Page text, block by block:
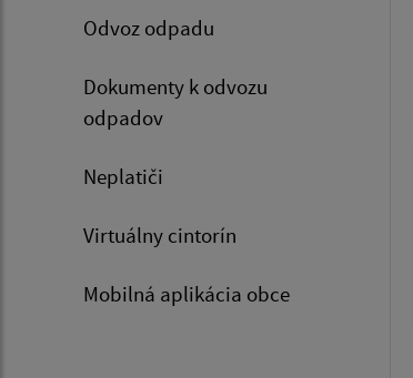
Odvoz odpadu
Dokumenty k odvozu
odpadov
Neplatiči
Virtuálny cintorín
Mobilná aplikácia obce